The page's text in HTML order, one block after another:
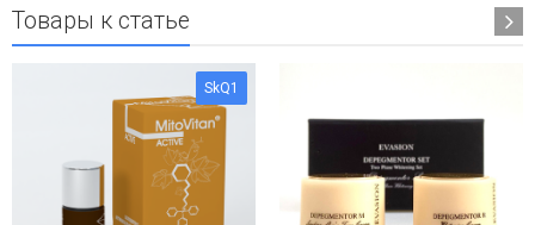
Товары к статье
SkQ1